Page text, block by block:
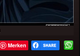
Merken